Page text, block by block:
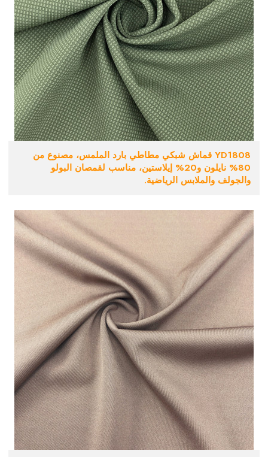
YD1808 قماش شبكي مطاطي بارد الملمس، مصنوع من
80% نايلون و20% إيلاستين، مناسب لقمصان البولو
والجولف والملابس الرياضية.